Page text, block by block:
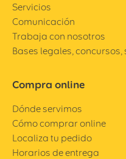
Servicios
Comunicación
Trabaja con nosotros
Bases legales,
Compra online
Dónde servimos
Cómo comprar online
Localiza tu pedido
Horarios de entrega